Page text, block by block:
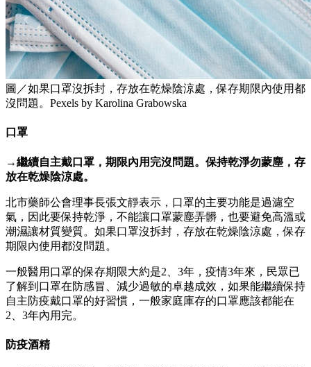
圖／如果口罩沒拆封，存放在乾燥陰涼處，保存期限內使用都
沒問題。Pexels by Karolina Grabowska
口罩
→繼續自主戴口罩，期限內用完沒問題。保持乾淨勿蒙塵，存
放在乾燥陰涼處。
北市藥師公會理事長張文靜表示，口罩的主要功能是過濾空
氣，因此要保持乾淨，不能讓口罩蒙塵弄髒，也要避免高溫或
潮濕讓材質變質。如果口罩沒拆封，存放在乾燥陰涼處，保存
期限內使用都沒問題。
一般醫用口罩的保存期限大約是2、3年，疫情3年來，民眾已
了解到口罩在防感冒、減少過敏的卓越成效，如果能繼續保持
自主防疫戴口罩的好習慣，一般家庭庫存的口罩應該都能在
2、3年內用完。
防疫酒精